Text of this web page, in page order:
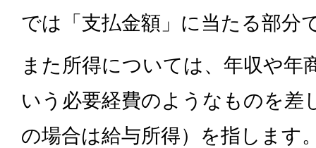
では「支払金額」に当たる部分
また所得については、年収や年
いう必要経費のようなものを差
の場合は給与所得）を指します